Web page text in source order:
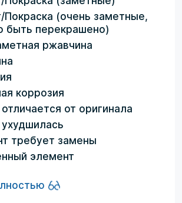
Покраска (очень заметные,
быть перекрашено)
ржавчина
коррозия
от оригинала
ухудшилась
требует замены
элемент